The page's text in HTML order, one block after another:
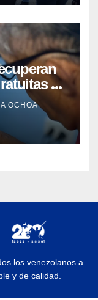
de
OCHOA
los venezolanos a
y de calidad.